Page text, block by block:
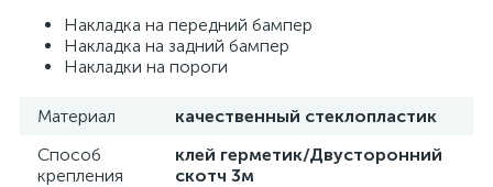
Накладка на передний бампер
Накладка на задний бампер
Накладки на пороги
Материал
качественный стеклопластик
Способ
крепления
клей герметик/Двусторонний
скотч 3м